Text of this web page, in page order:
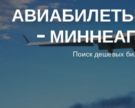
-
Поиск дешевых